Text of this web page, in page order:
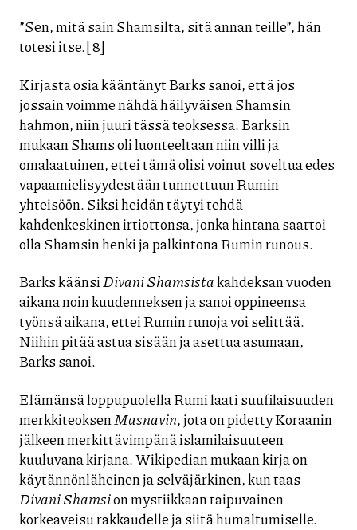
”Sen, mitä sain Shamsilta, sitä annan teille”, hän
totesi itse.[8]
Kirjasta osia kääntänyt Barks sanoi, että jos
jossain voimme nähdä häilyväisen Shamsin
hahmon, niin juuri tässä teoksessa. Barksin
mukaan Shams oli luonteeltaan niin villi ja
omalaatuinen, ettei tämä olisi voinut soveltua edes
vapaamielisyydestään tunnettuun Rumin
yhteisöön. Siksi heidän täytyi tehdä
kahdenkeskinen irtiottonsa, jonka hintana saattoi
olla Shamsin henki ja palkintona Rumin runous.
Barks käänsiDivani Shamsistakahdeksan vuoden
aikana noin kuudenneksen ja sanoi oppineensa
työnsä aikana, ettei Rumin runoja voi selittää.
Niihin pitää astua sisään ja asettua asumaan,
Barks sanoi.
Elämänsä loppupuolella Rumi laati suufilaisuuden
merkkiteoksenMasnavin, jota on pidetty Koraanin
jälkeen merkittävimpänä islamilaisuuteen
kuuluvana kirjana. Wikipedian mukaan kirja on
käytännönläheinen ja selväjärkinen, kun taas
Divani Shamsion mystiikkaan taipuvainen
korkeaveisu rakkaudelle ja siitä humaltumiselle.